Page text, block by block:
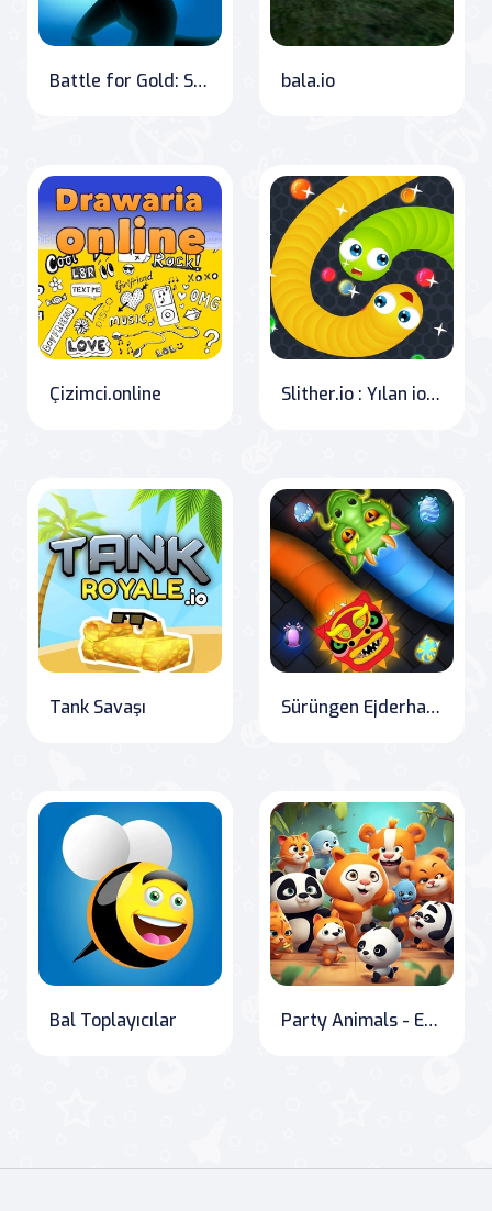
Battle for Gold: Stick World bala.io
Çizimci.online Slither.io : Yılan io oyunu
Tank Savaşı Sürüngen Ejderha.io
Bal Toplayıcılar Party Animals - Evcil Parti Savaşı